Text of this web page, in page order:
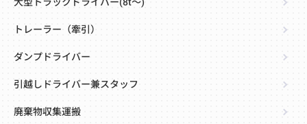
トレーラー（牽引）
ダンプドライバー
引越しドライバー兼スタッフ
廃棄物収集運搬